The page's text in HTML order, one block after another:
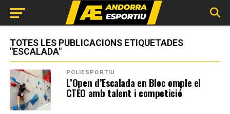
TOTES LES PUBLICACIONS ETIQUETADES
"ESCALADA"
POLIESPORTIU
L’Open d’Escalada en Bloc omple el
CTEO amb talent i competició